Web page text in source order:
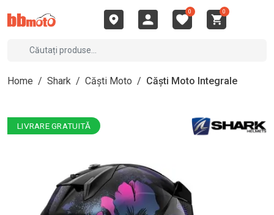
0 0
Home / Shark / Căști Moto / Căști Moto Integrale
LIVRARE GRATUITĂ